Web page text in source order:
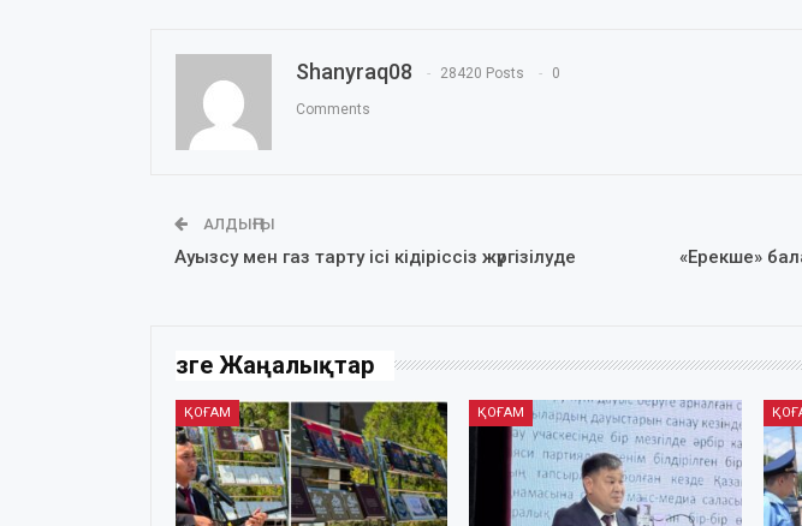
Shanyraq08 28420 Posts 0
Comments
АЛДЫҢҒЫ
Ауызсу мен газ тарту ісі кідіріссіз жүргізілуде
«Ерекше»
Өзге Жаңалықтар
ҚОҒАМ ҚОҒАМ